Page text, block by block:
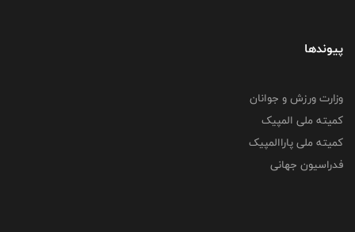
پیوندها
وزارت ورزش و جوانان
کمیته ملی المپیک
کمیته ملی پاراالمپیک
فدراسیون جهانی